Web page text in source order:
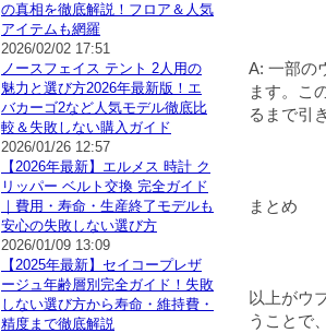
A: 一部の
ます。こ
るまで引
まとめ
以上がウ
うことで
の真相を徹底解説！フロア＆人気
アイテムも網羅
2026/02/02 17:51
ノースフェイス テント 2人用の
魅力と選び方2026年最新版！エ
バカーゴ2など人気モデル徹底比
較＆失敗しない購入ガイド
2026/01/26 12:57
【2026年最新】エルメス 時計 ク
リッパー ベルト交換 完全ガイド
｜費用・寿命・生産終了モデルも
安心の失敗しない選び方
2026/01/09 13:09
【2025年最新】セイコープレザ
ージュ年齢層別完全ガイド！失敗
しない選び方から寿命・維持費・
精度まで徹底解説